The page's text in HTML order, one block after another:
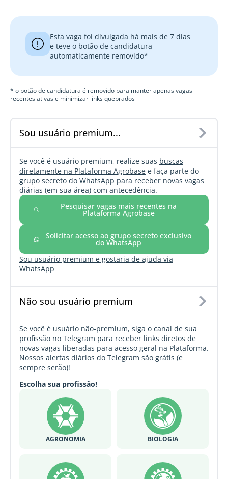
Esta vaga foi divulgada há mais de 7 dias
e teve o botão de candidatura
automaticamente removido*
* o botão de candidatura é removido para manter apenas vagas
recentes ativas e minimizar links quebrados
Sou usuário premium...
Se você é usuário premium, realize suas buscas
diretamente na Plataforma Agrobase e faça parte do
grupo secreto do WhatsApp para receber novas vagas
diárias (em sua área) com antecedência.
Pesquisar vagas mais recentes na
Plataforma Agrobase
Solicitar acesso ao grupo secreto exclusivo
do WhatsApp
Sou usuário premium e gostaria de ajuda via
WhatsApp
Não sou usuário premium
Se você é usuário não-premium, siga o canal de sua
profissão no Telegram para receber links diretos de
novas vagas liberadas para acesso geral na Plataforma.
Nossos alertas diários do Telegram são grátis (e
sempre serão)!
Escolha sua profissão!
AGRONOMIA BIOLOGIA